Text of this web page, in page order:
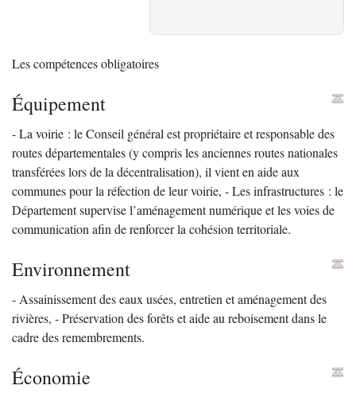
Les compétences obligatoires
Équipement
- La voirie : le Conseil général est propriétaire et responsable des
routes départementales (y compris les anciennes routes nationales
transférées lors de la décentralisation), il vient en aide aux
communes pour la réfection de leur voirie, - Les infrastructures : le
Département supervise l’aménagement numérique et les voies de
communication afin de renforcer la cohésion territoriale.
Environnement
- Assainissement des eaux usées, entretien et aménagement des
rivières, - Préservation des forêts et aide au reboisement dans le
cadre des remembrements.
Économie